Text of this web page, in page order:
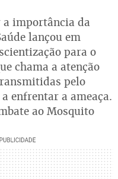
importância da
lançou em
para o
chama a atenção
pelo
enfrentar a ameaça.
ao Mosquito